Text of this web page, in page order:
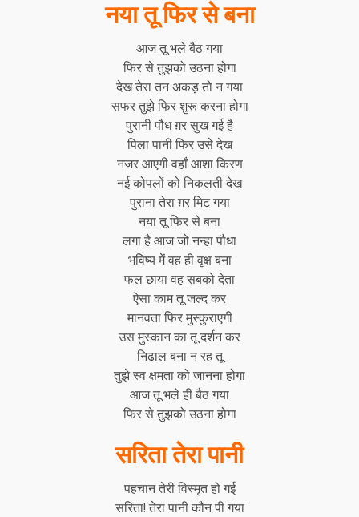
नया तू फिर से बना
आज तू भले बैठ गया
फिर से तुझको उठना होगा
देख तेरा तन अकड़ तो न गया
सफर तुझे फिर शुरू करना होगा
पुरानी पौध ग़र सुख गई है
पिला पानी फिर उसे देख
नजर आएगी वहाँ आशा किरण
नई कोपलों को निकलती देख
पुराना तेरा ग़र मिट गया
नया तू फिर से बना
लगा है आज जो नन्हा पौधा
भविष्य में वह ही वृक्ष बना
फल छाया वह सबको देता
ऐसा काम तू जल्द कर
मानवता फिर मुस्कुराएगी
उस मुस्कान का तू दर्शन कर
निढाल बना न रह तू
तुझे स्व क्षमता को जानना होगा
आज तू भले ही बैठ गया
फिर से तुझको उठना होगा
सरिता तेरा पानी
पहचान तेरी विस्मृत हो गई
सरिता! तेरा पानी कौन पी गया